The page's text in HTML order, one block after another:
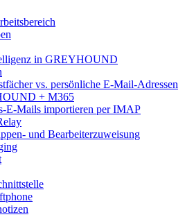
in GREYHOUND
vs. persönliche E-Mail-Adressen
+ M365
E-Mails importieren per IMAP
und Bearbeiterzuweisung